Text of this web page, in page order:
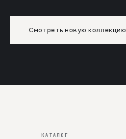
Смотреть новую коллекцию
КАТАЛОГ